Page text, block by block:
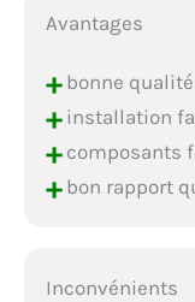
Avantages
+bonne
+installation
+composants
+bon rapport
Inconvénients